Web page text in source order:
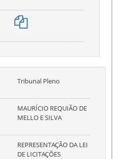
Tribunal Pleno
MAURÍCIO REQUIÃO DE
MELLO E SILVA
REPRESENTAÇÃO DA LEI
DE LICITAÇÕES